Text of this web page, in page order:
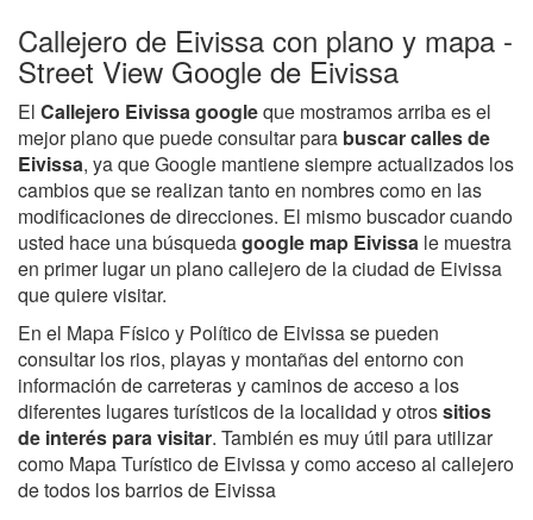
Callejero de Eivissa con plano y mapa -
Street View Google de Eivissa
El Callejero Eivissa googleque mostramos arriba es el
mejor plano que puede consultar para buscar calles de
Eivissa, ya que Google mantiene siempre actualizados los
cambios que se realizan tanto en nombres como en las
modificaciones de direcciones. El mismo buscador cuando
usted hace una búsquedagoogle map Eivissa le muestra
en primer lugar un plano callejero de la ciudad de Eivissa
que quiere visitar.
En el Mapa Físico y Político de Eivissa se pueden
consultar los rios, playas y montañas del entorno con
información de carreteras y caminos de acceso a los
diferentes lugares turísticos de la localidad y otrossitios
de interés para visitar. También es muy útil para utilizar
como Mapa Turístico de Eivissa y como acceso al callejero
de todos los barrios de Eivissa